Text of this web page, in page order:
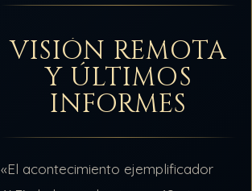
VISIÓN REMOTA
Y ÚLTIMOS
INFORMES
«El acontecimiento ejemplificador